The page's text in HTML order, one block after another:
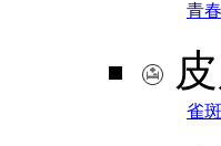
青
雀斑